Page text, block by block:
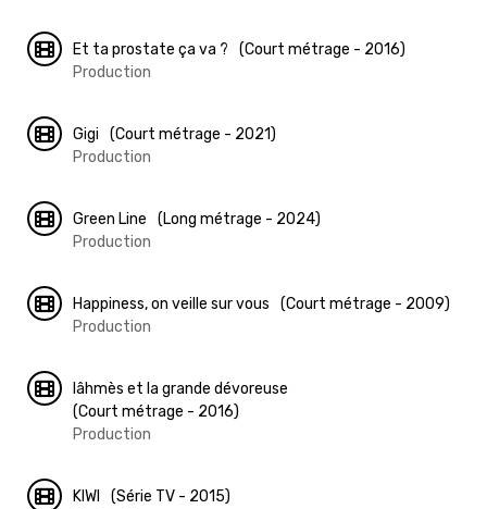
Et ta prostate ça va ?
(Court métrage - 2016)
Production
Gigi
(Court métrage - 2021)
Production
Green Line
(Long métrage - 2024)
Production
Happiness, on veille sur vous
(Court métrage - 2009)
Production
Iâhmès et la grande dévoreuse
(Court métrage - 2016)
Production
KIWI
(Série TV - 2015)